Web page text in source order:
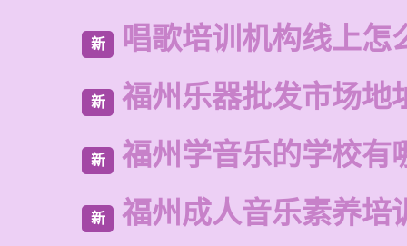
新 唱歌培训机构线上怎
新 福州乐器批发市场地
新 福州学音乐的学校有
新 福州成人音乐素养培